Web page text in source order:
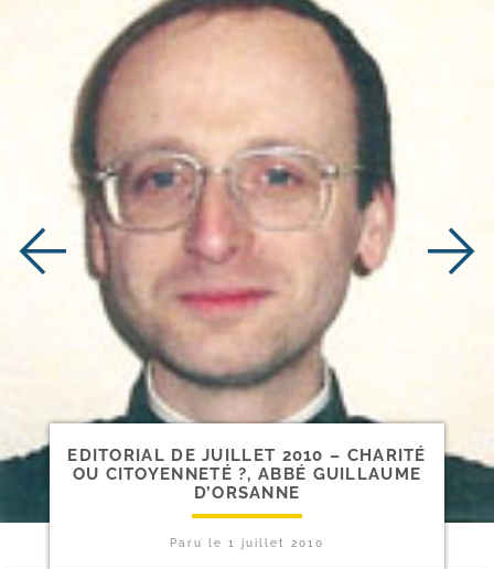
EDITORIAL DE JUILLET 2010 – CHARITÉ
OU CITOYENNETÉ ?, ABBÉ GUILLAUME
D’ORSANNE
Paru le 1 juillet 2010